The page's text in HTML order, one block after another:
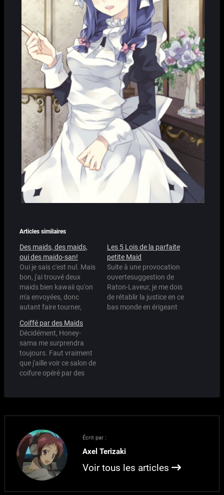
Articles similaires
Des maids, des maids,
oui des maido-san!
Oui je sais c'est nul. Mais
bon, j'ai trouvé deux
maids bien kawaii qu'on
m'a envoyées, donc
autant faire tourner,
Les 5 Lois de la parfaite
petite Maid
Suite à une provocation
ouvertesuggestion de
Raton-Laveur, je me dois
de rétablir la justice en ce
bas monde en érigeant
Coiffé par des Maids
Décidément, Honey-
sama me surprendra
toujours. Faut vraiment
que j'aille voir ce salon de
coifure opéré par des
Écrit par :
Axel Terizaki
Voir tous les articles